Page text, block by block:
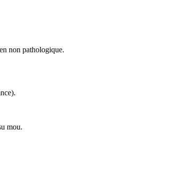
non pathologique.
mou.